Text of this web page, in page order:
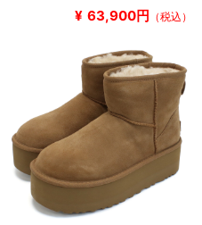
¥ 63,900円 （税込）